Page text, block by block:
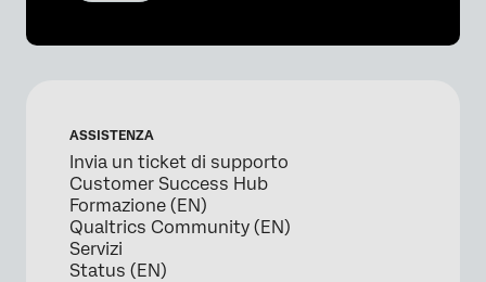
ASSISTENZA
Invia un ticket di supporto
Customer Success Hub
Formazione (EN)
Qualtrics Community (EN)
Servizi
Status (EN)